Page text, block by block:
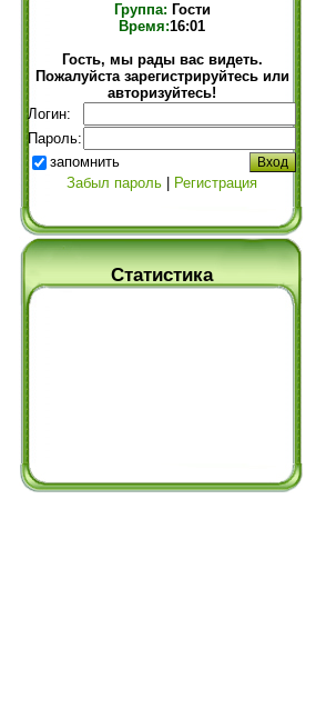
Группа: Гости
Время:16:01
Гость, мы рады вас видеть.
Пожалуйста зарегистрируйтесь или
авторизуйтесь!
Логин:
Пароль:
запомнить
Забыл пароль
Регистрация
Статистика